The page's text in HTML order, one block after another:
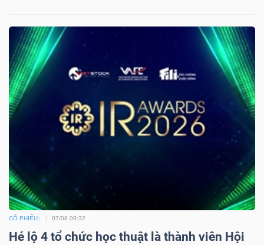
CỔ PHIẾU 07/08 09:32
Hé lộ 4 tổ chức học thuật là thành viên Hội